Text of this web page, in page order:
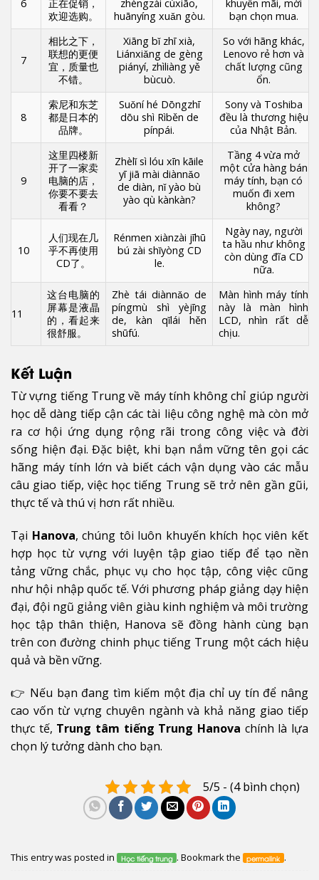
6
正在促销，
欢迎选购。
zhèngzài cùxiāo,
huānyíng xuǎn gòu.
khuyến mãi, mời
bạn chọn mua.
7
相比之下，
联想的更便
宜，质量也
不错。
Xiāng bǐ zhī xià,
Liánxiǎng de gèng
piányí, zhìliàng yě
bùcuò.
So với hãng khác,
Lenovo rẻ hơn và
chất lượng cũng
ổn.
8
索尼和东芝
都是日本的
品牌。
Suǒní hé Dōngzhī
dōu shì Rìběn de
pínpái.
Sony và Toshiba
đều là thương hiệu
của Nhật Bản.
9
这里四楼新
开了一家卖
电脑的店，
你要不要去
看看？
Zhèlǐ sì lóu xīn kāile
yī jiā mài diànnǎo
de diàn, nǐ yào bù
yào qù kànkàn?
Tầng 4 vừa mở
một cửa hàng bán
máy tính, bạn có
muốn đi xem
không?
10
人们现在几
乎不再使用
CD了。
Rénmen xiànzài jīhū
bú zài shǐyòng CD
le.
Ngày nay, người
ta hầu như không
còn dùng đĩa CD
nữa.
11
这台电脑的
屏幕是液晶
的，看起来
很舒服。
Zhè tái diànnǎo de
píngmù shì yèjīng
de, kàn qǐlái hěn
shūfú.
Màn hình máy tính
này là màn hình
LCD, nhìn rất dễ
chịu.
Kết Luận
Từ vựng tiếng Trung về máy tính không chỉ giúp người
học dễ dàng tiếp cận các tài liệu công nghệ mà còn mở
ra cơ hội ứng dụng rộng rãi trong công việc và đời
sống hiện đại. Đặc biệt, khi bạn nắm vững tên gọi các
hãng máy tính lớn và biết cách vận dụng vào các mẫu
câu giao tiếp, việc học tiếng Trung sẽ trở nên gần gũi,
thực tế và thú vị hơn rất nhiều.
Tại Hanova, chúng tôi luôn khuyến khích học viên kết
hợp học từ vựng với luyện tập giao tiếp để tạo nền
tảng vững chắc, phục vụ cho học tập, công việc cũng
như hội nhập quốc tế. Với phương pháp giảng dạy hiện
đại, đội ngũ giảng viên giàu kinh nghiệm và môi trường
học tập thân thiện, Hanova sẽ đồng hành cùng bạn
trên con đường chinh phục tiếng Trung một cách hiệu
quả và bền vững.
👉 Nếu bạn đang tìm kiếm một địa chỉ uy tín để nâng
cao vốn từ vựng chuyên ngành và khả năng giao tiếp
thực tế, Trung tâm tiếng Trung Hanova chính là lựa
chọn lý tưởng dành cho bạn.
5/5 - (4 bình chọn)
This entry was posted in Học tiếng trung . Bookmark the permalink .